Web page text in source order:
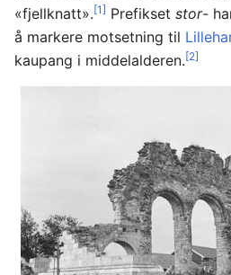
«fjellknatt».[1] Prefikset stor-
å markere motsetning til
kaupang i middelalderen.[2]